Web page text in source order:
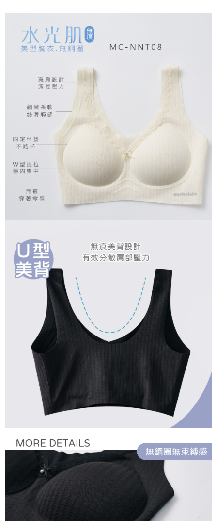
每筆NT$80，滿NT$899(含以上)免運費
付款後全家取貨
7-11取貨付款
每筆NT$80，滿NT$899(含以上)免運費
付款後7-11取貨
每筆NT$80，滿NT$859(含以上)免運費
宅配
每筆NT$85，滿NT$859(含以上)免運費